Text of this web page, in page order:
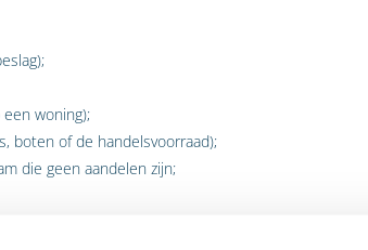
woning);
boten of de handelsvoorraad);
die geen aandelen zijn;